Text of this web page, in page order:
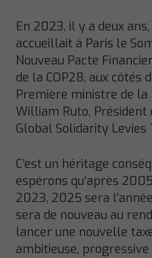
En 2023, il y a deux
accueillait à Paris le
Nouveau Pacte
de la COP28, aux côtés
Première ministre de la
William Ruto, Président
Global Solidarity Levies
C’est un héritage
espérons qu’après
2023, 2025 sera
sera de nouveau au
lancer une nouvelle
ambitieuse,